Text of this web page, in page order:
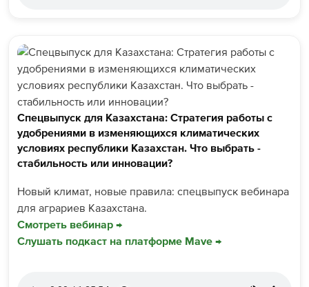
Спецвыпуск для Казахстана: Стратегия работы с
удобрениями в изменяющихся климатических
условиях республики Казахстан. Что выбрать -
стабильность или инновации?
Новый климат, новые правила: спецвыпуск вебинара
для аграриев Казахстана.
Смотреть вебинар →
Слушать подкаст на платформе Mave →